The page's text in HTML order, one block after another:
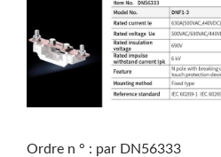
Ordre n ° : par DN56333